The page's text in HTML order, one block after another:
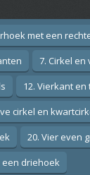
met een
7. Cirkel en
12. Vierkant
cirkel en
20. Vier even
een driehoek